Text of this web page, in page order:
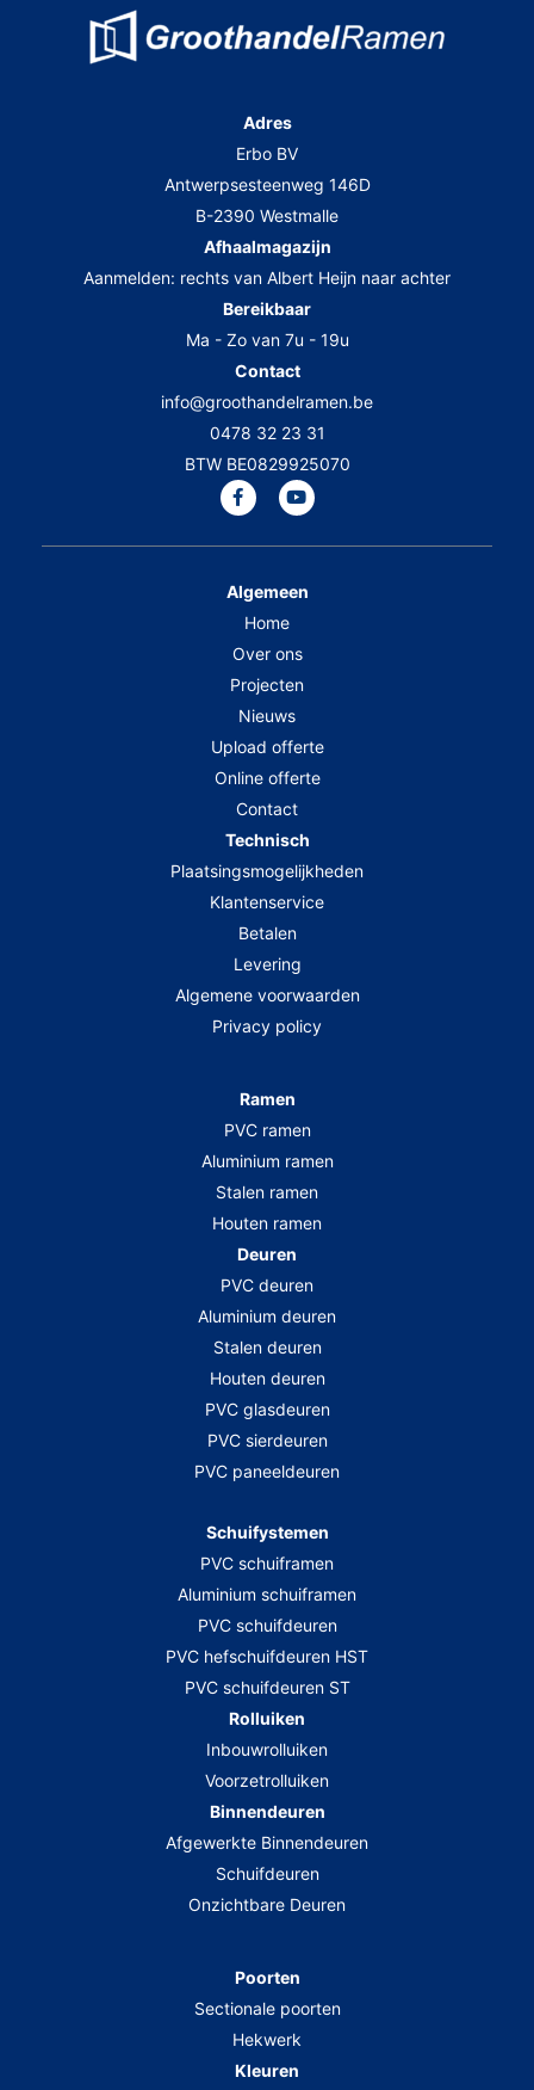
Adres
Erbo BV
Antwerpsesteenweg 146D
B-2390 Westmalle
Afhaalmagazijn
Aanmelden: rechts van Albert Heijn naar achter
Bereikbaar
Ma - Zo van 7u - 19u
Contact
info@groothandelramen.be
0478 32 23 31
BTW BE0829925070
Algemeen
Home
Over ons
Projecten
Nieuws
Upload offerte
Online offerte
Contact
Technisch
Plaatsingsmogelijkheden
Klantenservice
Betalen
Levering
Algemene voorwaarden
Privacy policy
Ramen
PVC ramen
Aluminium ramen
Stalen ramen
Houten ramen
Deuren
PVC deuren
Aluminium deuren
Stalen deuren
Houten deuren
PVC glasdeuren
PVC sierdeuren
PVC paneeldeuren
Schuifystemen
PVC schuiframen
Aluminium schuiframen
PVC schuifdeuren
PVC hefschuifdeuren HST
PVC schuifdeuren ST
Rolluiken
Inbouwrolluiken
Voorzetrolluiken
Binnendeuren
Afgewerkte Binnendeuren
Schuifdeuren
Onzichtbare Deuren
Poorten
Sectionale poorten
Hekwerk
Kleuren